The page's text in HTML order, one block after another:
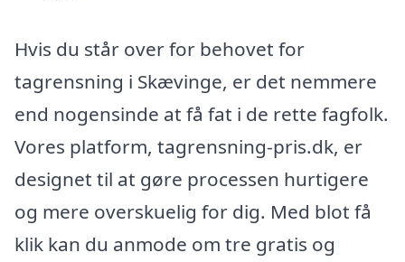
Hvis du står over for behovet for
tagrensning i Skævinge, er det nemmere
end nogensinde at få fat i de rette fagfolk.
Vores platform, tagrensning-pris.dk, er
designet til at gøre processen hurtigere
og mere overskuelig for dig. Med blot få
klik kan du anmode om tre gratis og